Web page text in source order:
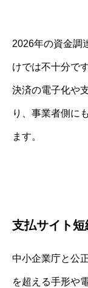
2026年の資金調
けでは不十分です
決済の電子化や
り、事業者側に
ます。
支払サイト
中小企業庁と公
を超える手形や